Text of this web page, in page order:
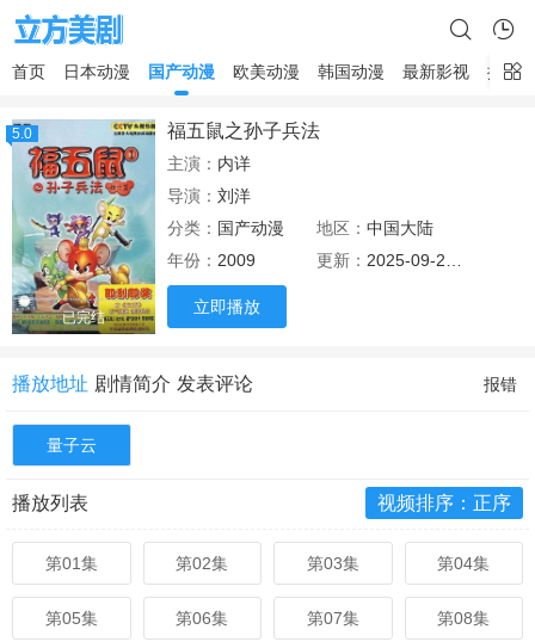
首页 日本动漫 国产动漫 欧美动漫 韩国动漫 最新影视 排行
5.0
已完结
福五鼠之孙子兵法
主演： 内详
导演： 刘洋
分类： 国产动漫 地区： 中国大陆
年份： 2009 更新： 2025-09-21 19:19
立即播放
播放地址 剧情简介 发表评论 报错
量子云
播放列表 视频排序：正序
第01集 第02集 第03集 第04集
第05集 第06集 第07集 第08集